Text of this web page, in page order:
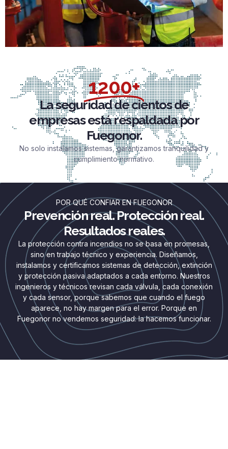
1200+
La seguridad de cientos de
empresas está respaldada por
Fuegonor.
No solo instalamos sistemas, garantizamos tranquilidad y
cumplimiento normativo.
POR QUÉ CONFIAR EN FUEGONOR
Prevención real. Protección real.
Resultados reales.
La protección contra incendios no se basa en promesas,
sino en trabajo técnico y experiencia. Diseñamos,
instalamos y certificamos sistemas de detección, extinción
y protección pasiva adaptados a cada entorno. Nuestros
ingenieros y técnicos revisan cada válvula, cada conexión
y cada sensor, porque sabemos que cuando el fuego
aparece, no hay margen para el error. Porque en
Fuegonor no vendemos seguridad: la hacemos funcionar.